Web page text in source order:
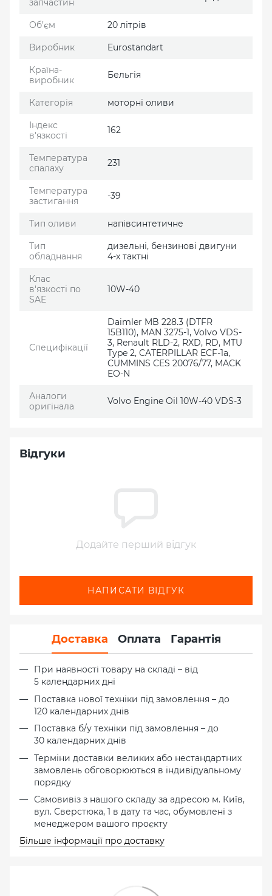
запчастин
Об’єм 20 літрів
Виробник Eurostandart
Країна-
виробник
Бельгія
Категорія моторні оливи
Індекс
в'язкості
162
Температура
спалаху
231
Температура
застигання
-39
Тип оливи напівсинтетичне
Тип
обладнання
дизельні, бензинові двигуни
4-х тактні
Клас
в'язкості по
SAE
10W-40
Специфікації
Daimler MB 228.3 (DTFR
15B110), MAN 3275-1, Volvo VDS-
3, Renault RLD-2, RXD, RD, MTU
Type 2, CATERPILLAR ECF-1a,
CUMMINS CES 20076/77, MACK
EO-N
Аналоги
оригінала
Volvo Engine Oil 10W-40 VDS-3
Відгуки
Додайте перший відгук
НАПИСАТИ ВІДГУК
Доставка Оплата Гарантія
При наявності товару на складі – від
5 календарних дні
Поставка нової техніки під замовлення – до
120 календарних днів
Поставка б/у техніки під замовлення – до
30 календарних днів
Терміни доставки великих або нестандартних
замовлень обговорюються в індивідуальному
порядку
Самовивіз з нашого складу за адресою м. Київ,
вул. Сверстюка, 1 в дату та час, обумовлені з
менеджером вашого проєкту
Більше інформації про доставку